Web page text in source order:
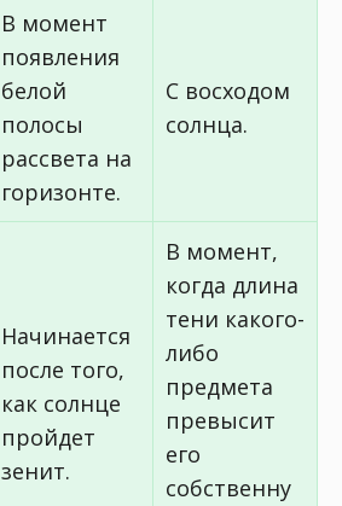
В момент
появления
белой
полосы
рассвета на
горизонте.
С восходом
солнца.
Начинается
после того,
как солнце
пройдет
зенит.
В момент,
когда длина
тени какого-
либо
предмета
превысит
его
собственну